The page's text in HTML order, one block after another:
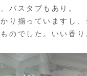
バスタブもあり。
り揃っていますし、
のでした。いい香り